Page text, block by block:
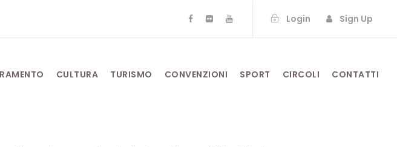
Login Sign Up
CULTURA TURISMO CONVENZIONI SPORT CIRCOLI CONTATTI